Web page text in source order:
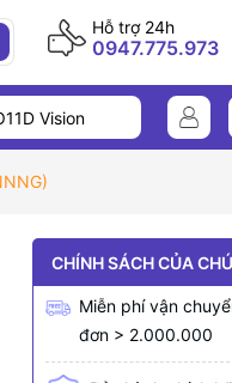
Hỗ trợ 24h
0947.775.973
Vision
CHÍNH SÁCH CỦA
Miễn phí vận
đơn > 2.000.000